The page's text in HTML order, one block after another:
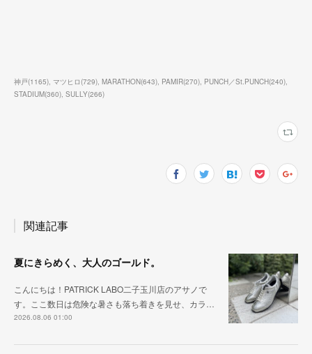
神戸(1165) マツヒロ(729) MARATHON(643) PAMIR(270) PUNCH／St.PUNCH(240)
STADIUM(360) SULLY(266)
関連記事
夏にきらめく、大人のゴールド。
こんにちは！PATRICK LABO二子玉川店のアサノで
す。ここ数日は危険な暑さも落ち着きを見せ、カラ…
2026.08.06 01:00